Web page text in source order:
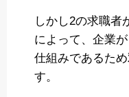
しかし2の求職者
によって、企業
仕組みであるた
す。